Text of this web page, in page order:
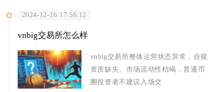
2024-12-16 17:56:12
vnbig交易所怎么样
vnbig交易所整体运营状态异常，合规
资质缺失、市场流动性枯竭，普通币
圈投资者不建议入场交